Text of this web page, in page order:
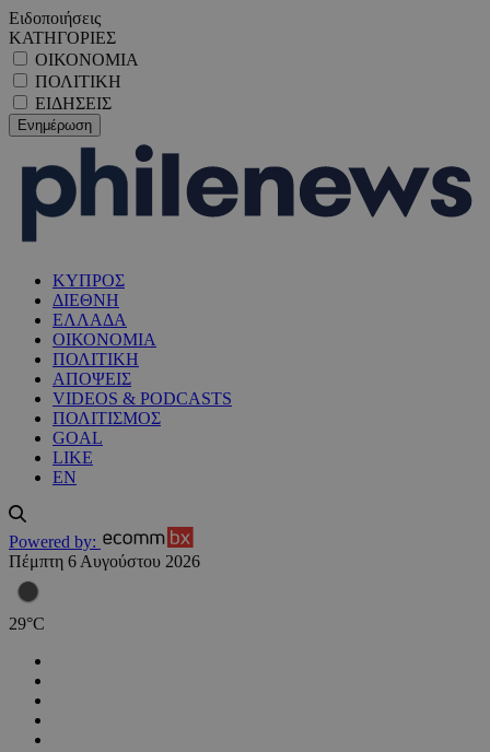
Ειδοποιήσεις
ΚΑΤΗΓΟΡΙΕΣ
ΟΙΚΟΝΟΜΙΑ
ΠΟΛΙΤΙΚΗ
ΕΙΔΗΣΕΙΣ
ΚΥΠΡΟΣ
ΔΙΕΘΝΗ
ΕΛΛΑΔΑ
ΟΙΚΟΝΟΜΙΑ
ΠΟΛΙΤΙΚΗ
ΑΠΟΨΕΙΣ
VIDEOS & PODCASTS
ΠΟΛΙΤΙΣΜΟΣ
GOAL
LIKE
EN
Powered by:
Πέμπτη 6 Αυγούστου 2026
29°C